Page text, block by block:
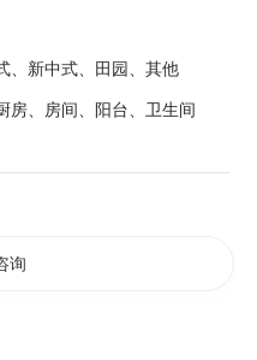
、新中式、田园、其他
房、房间、阳台、卫生间
询